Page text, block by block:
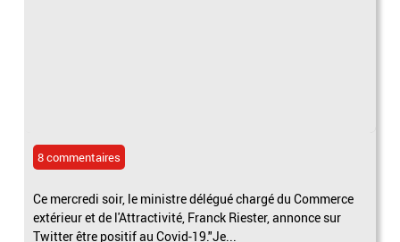
8 commentaires
Ce mercredi soir, le ministre délégué chargé du Commerce
extérieur et de l'Attractivité, Franck Riester, annonce sur
Twitter être positif au Covid-19."Je...